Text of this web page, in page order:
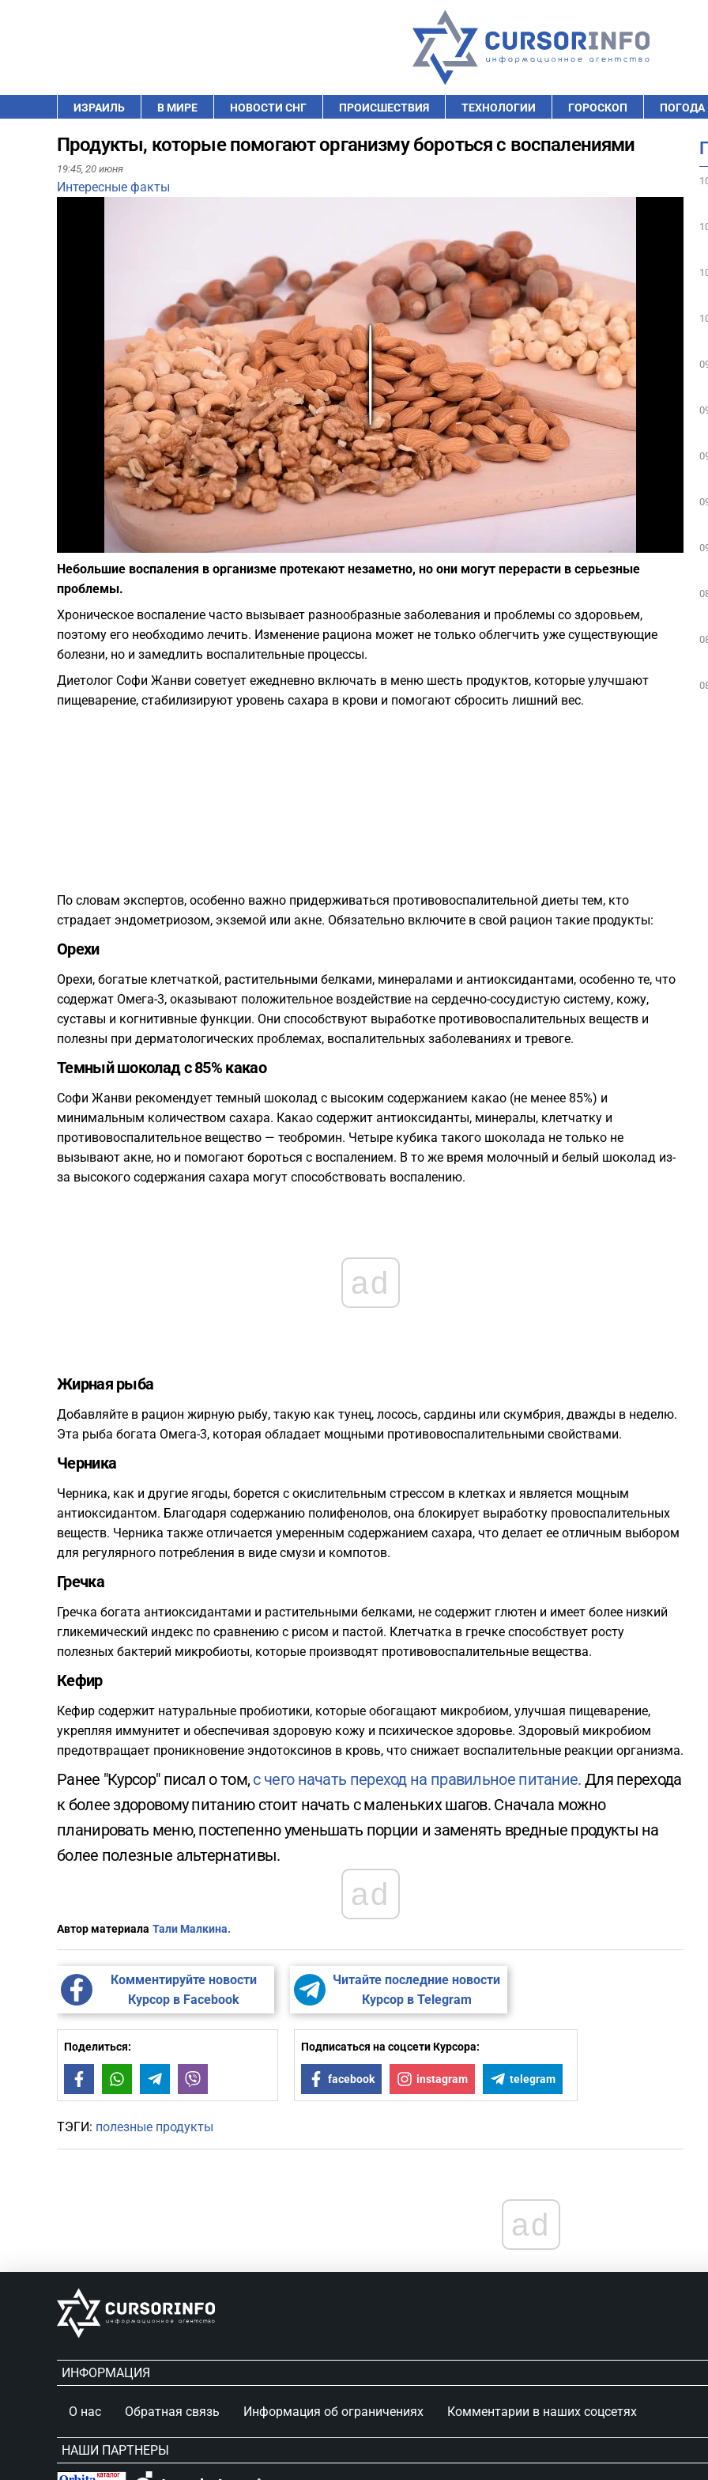
ИЗРАИЛЬ В МИРЕ НОВОСТИ СНГ ПРОИСШЕСТВИЯ ТЕХНОЛОГИИ ГОРОСКОП ПОГОДА
Продукты, которые помогают организму бороться с воспалениями
19:45, 20 июня
Интересные факты
Play
Небольшие воспаления в организме протекают незаметно, но они могут перерасти в серьезные
проблемы.
Хроническое воспаление часто вызывает разнообразные заболевания и проблемы со здоровьем,
поэтому его необходимо лечить. Изменение рациона может не только облегчить уже существующие
болезни, но и замедлить воспалительные процессы.
Диетолог Софи Жанви советует ежедневно включать в меню шесть продуктов, которые улучшают
пищеварение, стабилизируют уровень сахара в крови и помогают сбросить лишний вес.
По словам экспертов, особенно важно придерживаться противовоспалительной диеты тем, кто
страдает эндометриозом, экземой или акне. Обязательно включите в свой рацион такие продукты:
Орехи
Орехи, богатые клетчаткой, растительными белками, минералами и антиоксидантами, особенно те, что
содержат Омега-3, оказывают положительное воздействие на сердечно-сосудистую систему, кожу,
суставы и когнитивные функции. Они способствуют выработке противовоспалительных веществ и
полезны при дерматологических проблемах, воспалительных заболеваниях и тревоге.
Темный шоколад с 85% какао
Софи Жанви рекомендует темный шоколад с высоким содержанием какао (не менее 85%) и
минимальным количеством сахара. Какао содержит антиоксиданты, минералы, клетчатку и
противовоспалительное вещество — теобромин. Четыре кубика такого шоколада не только не
вызывают акне, но и помогают бороться с воспалением. В то же время молочный и белый шоколад из-
за высокого содержания сахара могут способствовать воспалению.
ad
Жирная рыба
Добавляйте в рацион жирную рыбу, такую как тунец, лосось, сардины или скумбрия, дважды в неделю.
Эта рыба богата Омега-3, которая обладает мощными противовоспалительными свойствами.
Черника
Черника, как и другие ягоды, борется с окислительным стрессом в клетках и является мощным
антиоксидантом. Благодаря содержанию полифенолов, она блокирует выработку провоспалительных
веществ. Черника также отличается умеренным содержанием сахара, что делает ее отличным выбором
для регулярного потребления в виде смузи и компотов.
Гречка
Гречка богата антиоксидантами и растительными белками, не содержит глютен и имеет более низкий
гликемический индекс по сравнению с рисом и пастой. Клетчатка в гречке способствует росту
полезных бактерий микробиоты, которые производят противовоспалительные вещества.
Кефир
Кефир содержит натуральные пробиотики, которые обогащают микробиом, улучшая пищеварение,
укрепляя иммунитет и обеспечивая здоровую кожу и психическое здоровье. Здоровый микробиом
предотвращает проникновение эндотоксинов в кровь, что снижает воспалительные реакции организма.
Ранее "Курсор" писал о том, с чего начать переход на правильное питание. Для перехода
к более здоровому питанию стоит начать с маленьких шагов. Сначала можно
планировать меню, постепенно уменьшать порции и заменять вредные продукты на
более полезные альтернативы.
ad
Автор материала Тали Малкина.
Комментируйте новости
Курсор в Facebook
Читайте последние новости
Курсор в Telegram
Поделиться:
FacebookWhatsAppTelegram
Подписаться на соцсети Курсора:
facebook instagram telegram
ТЭГИ: полезные продукты
ad
ИНФОРМАЦИЯ
О нас Обратная связь Информация об ограничениях Комментарии в наших соцсетях
НАШИ ПАРТНЕРЫ